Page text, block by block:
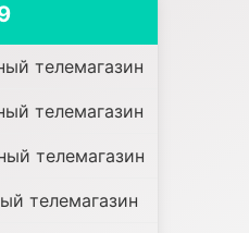
телемагазин
телемагазин
телемагазин
телемагазин